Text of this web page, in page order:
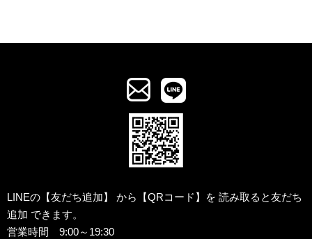
LINEの【友だち追加】 から【QRコード】を 読み取ると友だち
追加 できます。
営業時間 9:00～19:30